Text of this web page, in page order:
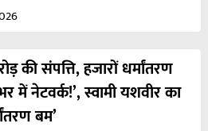
की संपत्ति, हजारों धर्मांतरण
में नेटवर्क!’, स्वामी यशवीर का
बम’